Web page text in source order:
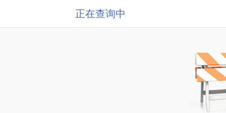
正在查询中